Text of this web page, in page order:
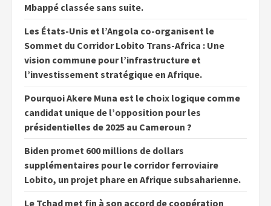
Mbappé classée sans suite.
Les États-Unis et l’Angola co-organisent le
Sommet du Corridor Lobito Trans-Africa : Une
vision commune pour l’infrastructure et
l’investissement stratégique en Afrique.
Pourquoi Akere Muna est le choix logique comme
candidat unique de l’opposition pour les
présidentielles de 2025 au Cameroun ?
Biden promet 600 millions de dollars
supplémentaires pour le corridor ferroviaire
Lobito, un projet phare en Afrique subsaharienne.
Le Tchad met fin à son accord de coopération